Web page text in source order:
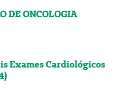
DE ONCOLOGIA
Exames Cardiológicos